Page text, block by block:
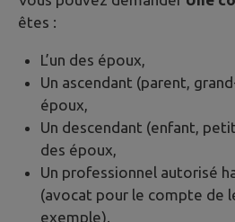
êtes :
L’un des époux,
Un ascendant (parent,
époux,
Un descendant (enfant,
des époux,
Un professionnel autorisé
(avocat pour le compte de
exemple).